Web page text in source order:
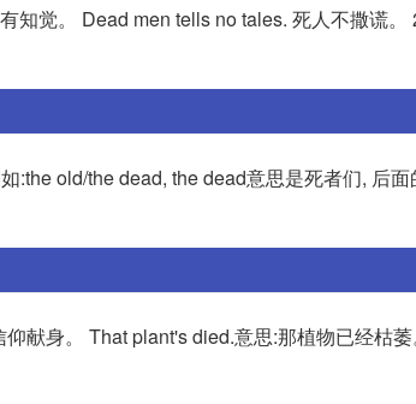
知觉。 Dead men tells no tales. 死人不撒谎。
:the old/the dead, the dead意思是死者们, 后
献身。 That plant's died.意思:那植物已经枯